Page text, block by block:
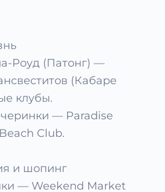
Роуд (Патонг) —
(Кабаре
клубы.
— Paradise
Club.
и шопинг
— Weekend Market